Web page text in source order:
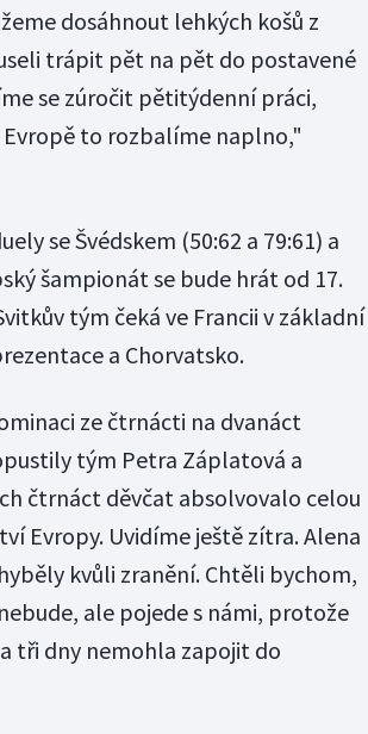
dosáhnout lehkých košů z
trápit pět na pět do postavené
se zúročit pětitýdenní práci,
to rozbalíme naplno,"
se Švédskem (50:62 a 79:61) a
šampionát se bude hrát od 17.
tým čeká ve Francii v základní
a Chorvatsko.
ze čtrnácti na dvanáct
tým Petra Záplatová a
čtrnáct děvčat absolvovalo celou
Evropy. Uvidíme ještě zítra. Alena
kvůli zranění. Chtěli bychom,
ale pojede s námi, protože
tři dny nemohla zapojit do